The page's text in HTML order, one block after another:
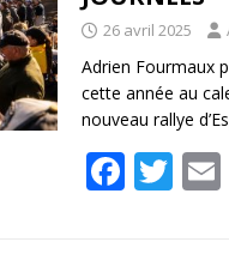
o
k
26 avril 2025
Adrien Fourmaux
cette année au
nouveau rallye
F T